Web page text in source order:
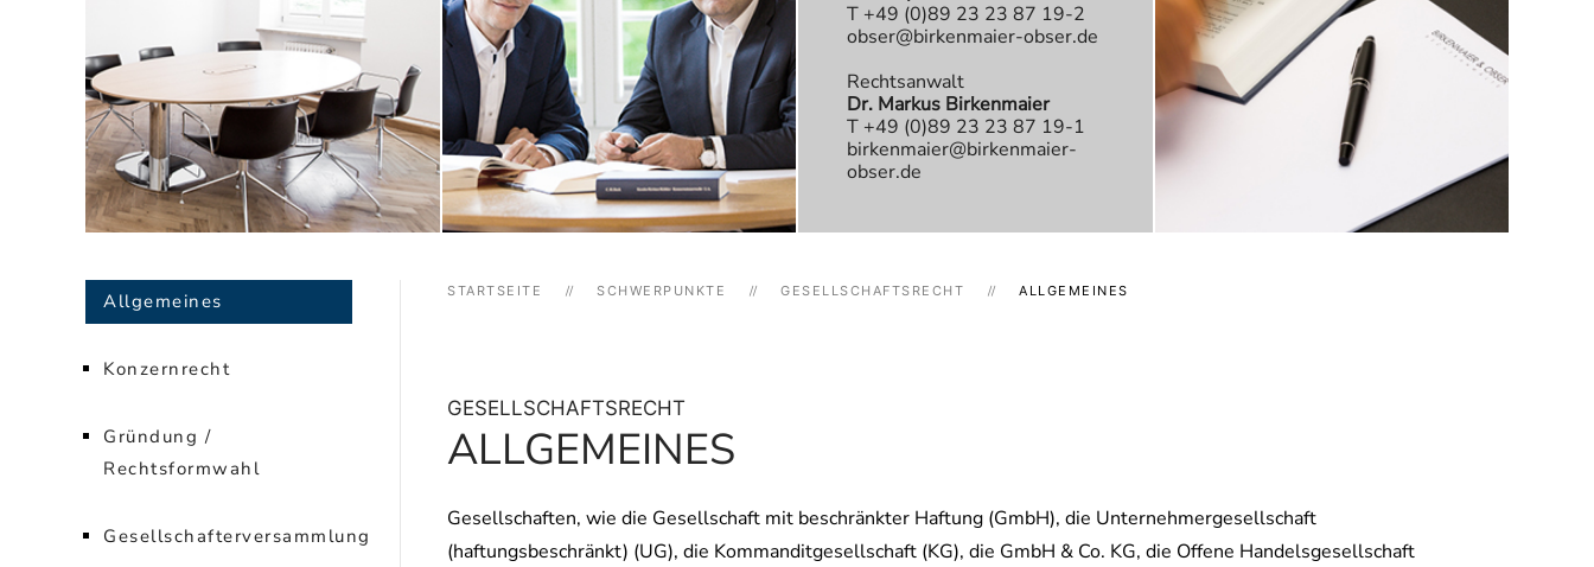
T +49 (0)89 23 23 87 19-2
obser@birkenmaier-obser.de
Rechtsanwalt
Dr. Markus Birkenmaier
T +49 (0)89 23 23 87 19-1
birkenmaier@birkenmaier-
obser.de
Allgemeines
Konzernrecht
Gründung /
Rechtsformwahl
Gesellschafterversammlung
STARTSEITE SCHWERPUNKTE GESELLSCHAFTSRECHT ALLGEMEINES
GESELLSCHAFTSRECHT
ALLGEMEINES
Gesellschaften, wie die Gesellschaft mit beschränkter Haftung (GmbH), die Unternehmergesellschaft
(haftungsbeschränkt) (UG), die Kommanditgesellschaft (KG), die GmbH & Co. KG, die Offene Handelsgesellschaft